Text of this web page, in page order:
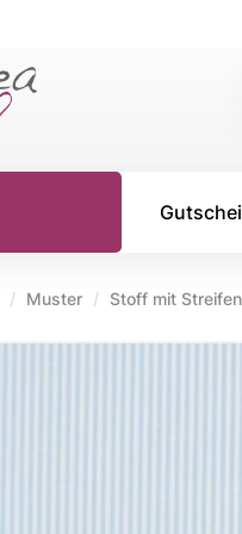
Muster Stoff mit Streifen